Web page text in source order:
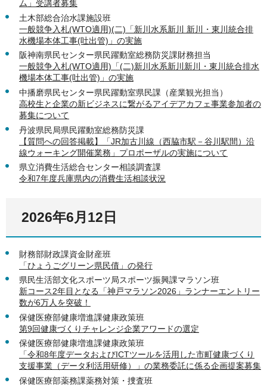
ム」受講者募集
土木部総合治水課施設班
一般競争入札(WTO適用)(二)「新川水系新川 新川・東川統合排
水機場本体工事(吐出管)」の実施
阪神南県民センター県民躍動室総務防災課財務担当
一般競争入札(WTO適用)「(二)新川水系新川新川・東川統合排水
機場本体工事(吐出管)」の実施
中播磨県民センター県民躍動室県民課（産業観光担当）
高校生と企業の新ビジネスに繋がるアイデアカフェ事業参加者の
募集について
丹波県民局県民躍動室総務防災課
【質問への回答掲載】「JR加古川線（西脇市駅－谷川駅間）沿
線ウォーキング開催業務」プロポーザルの実施について
県立消費生活総合センター相談調査課
令和7年度兵庫県内の消費生活相談状況
2026年6月12日
財務部財政課資金財産班
「ひょうごグリーン県民債」の発行
県民生活部文化スポーツ局スポーツ振興課マラソン班
新コース2年目となる「神戸マラソン2026」ランナーエントリー
数が6万人を突破！
保健医療部健康増進課健康政策班
第9回健康づくりチャレンジ企業アワードの選定
保健医療部健康増進課健康政策班
「令和8年度データおよびICTツールを活用した市町健康づくり
支援事業（データ利活用研修）」の業務委託に係る企画提案募集
保健医療部薬務課薬務対策・捜査班